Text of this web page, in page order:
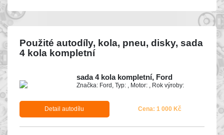
Použité autodíly, kola, pneu, disky, sada
4 kola kompletní
sada 4 kola kompletní, Ford
Značka: Ford, Typ: , Motor: , Rok výroby:
Detail autodílu Cena: 1 000 Kč